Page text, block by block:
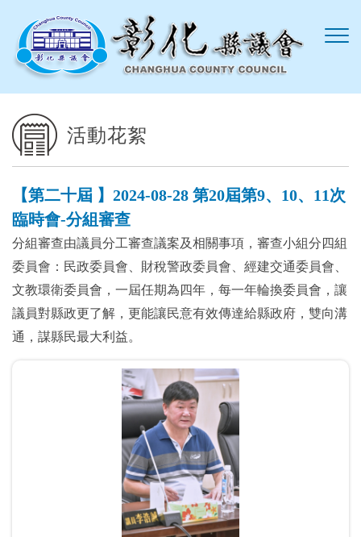
活動花絮
【第二十屆 】2024-08-28 第20屆第9、10、11次
臨時會-分組審查
分組審查由議員分工審查議案及相關事項，審查小組分四組
委員會：民政委員會、財稅警政委員會、經建交通委員會、
文教環衛委員會，一屆任期為四年，每一年輪換委員會，讓
議員對縣政更了解，更能讓民意有效傳達給縣政府，雙向溝
通，謀縣民最大利益。